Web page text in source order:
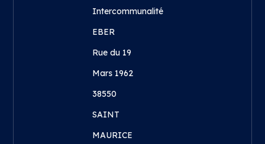
Intercommunalité
EBER
Rue du 19
Mars 1962
38550
SAINT
MAURICE